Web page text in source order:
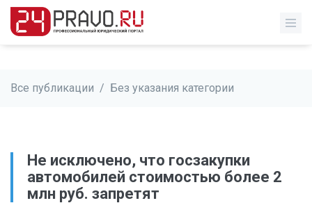
Все публикации / Без указания категории
​Не исключено, что госзакупки
автомобилей стоимостью более 2
млн руб. запретят